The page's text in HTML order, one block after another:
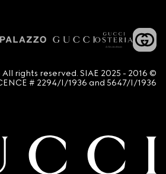
- All rights reserved. SIAE
# 2294/I/1936 and 5647/I/1936